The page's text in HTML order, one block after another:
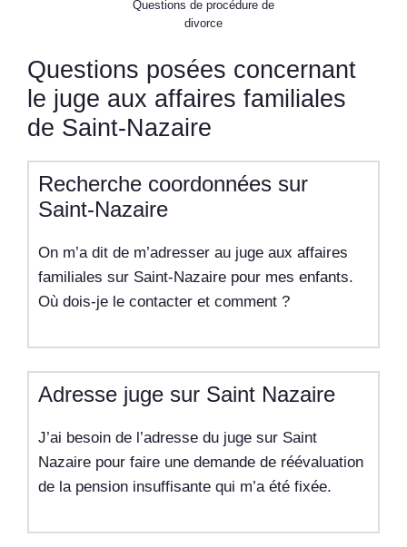
Questions de procédure de
divorce
Questions posées concernant
le juge aux affaires familiales
de Saint-Nazaire
Recherche coordonnées sur
Saint-Nazaire
On m’a dit de m’adresser au juge aux affaires
familiales sur Saint-Nazaire pour mes enfants.
Où dois-je le contacter et comment ?
Adresse juge sur Saint Nazaire
J’ai besoin de l’adresse du juge sur Saint
Nazaire pour faire une demande de réévaluation
de la pension insuffisante qui m’a été fixée.